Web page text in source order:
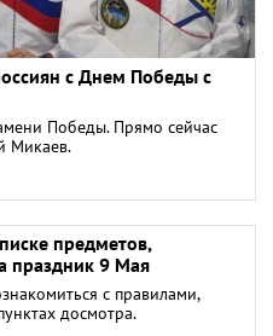
с Днем Победы с
Победы. Прямо сейчас
Микаев.
предметов,
праздник 9 Мая
с правилами,
досмотра.